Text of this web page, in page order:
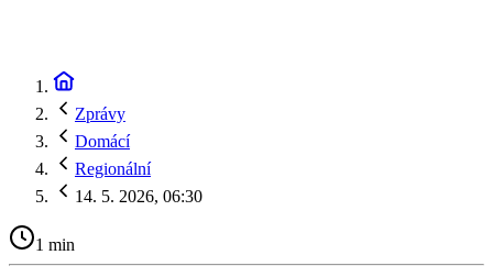
Zprávy
Domácí
Regionální
14. 5. 2026, 06:30
1 min